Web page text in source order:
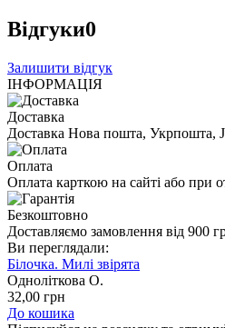
Відгуки0
Залишити відгук
ІНФОРМАЦІЯ
Доставка
Доставка Нова пошта, Укрпошта,
Оплата
Оплата карткою на сайті або при
Безкоштовно
Доставляємо замовлення від 900
Ви переглядали:
Білочка. Милі звірята
Одноліткова О.
32,00 грн
До кошика